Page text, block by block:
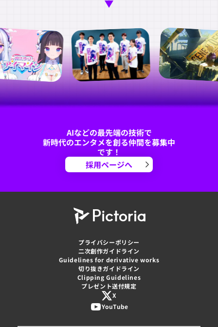
AIなどの最先端の技術で
新時代のエンタメを創る仲間を募集中
です！
採用ページへ
プライバシーポリシー
二次創作ガイドライン
Guidelines for derivative works
切り抜きガイドライン
Clipping Guidelines
プレゼント送付規定
X
YouTube